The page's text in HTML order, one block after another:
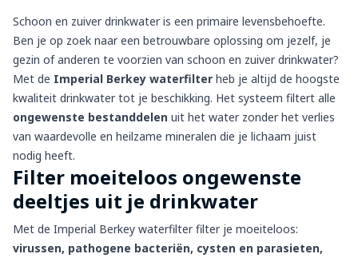
Schoon en zuiver drinkwater is een primaire levensbehoefte.
Ben je op zoek naar een betrouwbare oplossing om jezelf, je
gezin of anderen te voorzien van schoon en zuiver drinkwater?
Met de Imperial Berkey waterfilter heb je altijd de hoogste
kwaliteit drinkwater tot je beschikking. Het systeem filtert alle
ongewenste bestanddelen uit het water zonder het verlies
van waardevolle en heilzame mineralen die je lichaam juist
nodig heeft.
Filter moeiteloos ongewenste
deeltjes uit je drinkwater
Met de Imperial Berkey waterfilterfilter je moeiteloos:
virussen, pathogene bacteriën, cysten en parasieten,